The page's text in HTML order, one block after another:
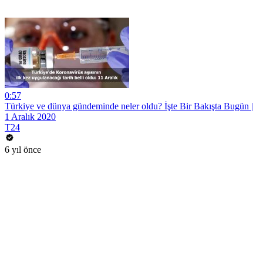
0:57
Türkiye ve dünya gündeminde neler oldu? İşte Bir Bakışta Bugün |
1 Aralık 2020
T24
6 yıl önce